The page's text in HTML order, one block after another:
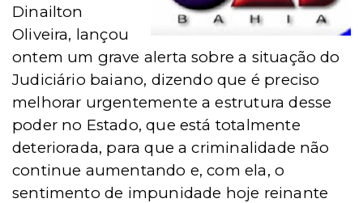
Dinailton
Oliveira, lançou
ontem um grave alerta sobre a situação do
Judiciário baiano, dizendo que é preciso
melhorar urgentemente a estrutura desse
poder no Estado, que está totalmente
deteriorada, para que a criminalidade não
continue aumentando e, com ela, o
sentimento de impunidade hoje reinante